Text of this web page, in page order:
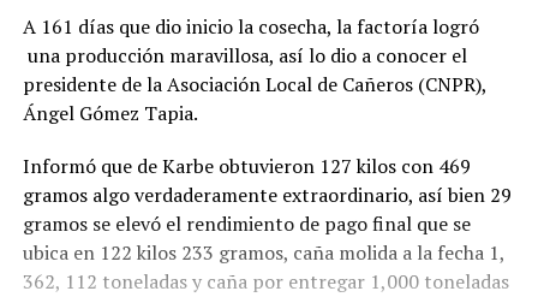
A 161 días que dio inicio la cosecha, la factoría logró
una producción maravillosa, así lo dio a conocer el
presidente de la Asociación Local de Cañeros (CNPR),
Ángel Gómez Tapia.
Informó que de Karbe obtuvieron 127 kilos con 469
gramos algo verdaderamente extraordinario, así bien 29
gramos se elevó el rendimiento de pago final que se
ubica en 122 kilos 233 gramos, caña molida a la fecha 1,
362, 112 toneladas y caña por entregar 1,000 toneladas